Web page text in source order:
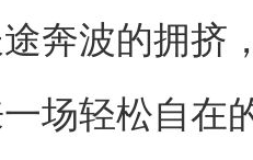
波的拥挤，
场轻松自在